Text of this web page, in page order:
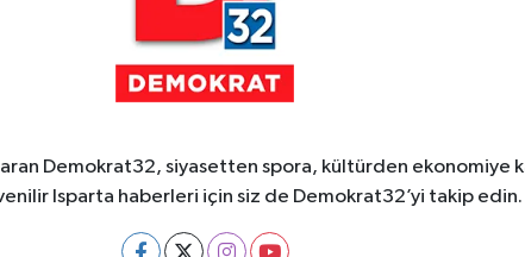
Demokrat32, siyasetten spora, kültürden ekonomiye
Isparta haberleri için siz de Demokrat32’yi takip edin.